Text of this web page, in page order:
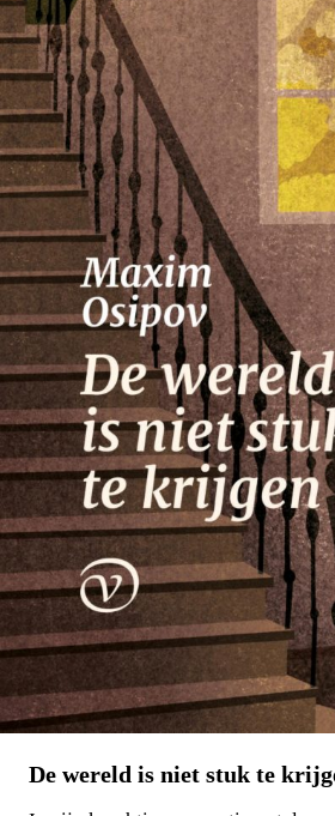
Nico Dros
Willem die Madoc maakte
€29,00
LEES MEER
De wereld is niet stuk te